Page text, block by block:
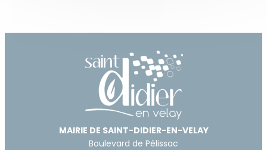
MAIRIE DE SAINT-DIDIER-EN-VELAY
Boulevard de Pélissac